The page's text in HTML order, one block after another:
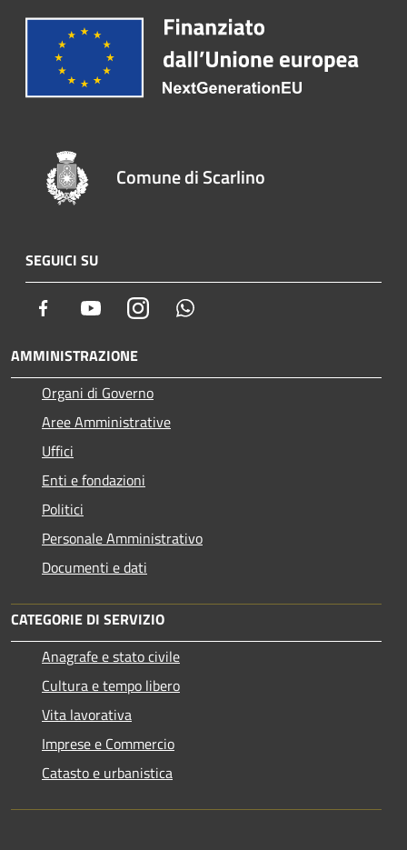
Comune di Scarlino
SEGUICI SU
Facebook YoutubeInstagram
AMMINISTRAZIONE
Organi di Governo
Aree Amministrative
Uffici
Enti e fondazioni
Politici
Personale Amministrativo
Documenti e dati
CATEGORIE DI SERVIZIO
Anagrafe e stato civile
Cultura e tempo libero
Vita lavorativa
Imprese e Commercio
Catasto e urbanistica